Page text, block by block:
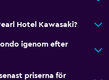
Hotel Kawasaki?
igenom efter
priserna för